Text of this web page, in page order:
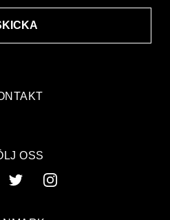
OSS